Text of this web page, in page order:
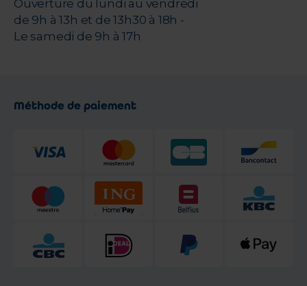
Ouverture du lundi au vendredi
de 9h à 13h et de 13h30 à 18h -
Le samedi de 9h à 17h
Méthode de paiement